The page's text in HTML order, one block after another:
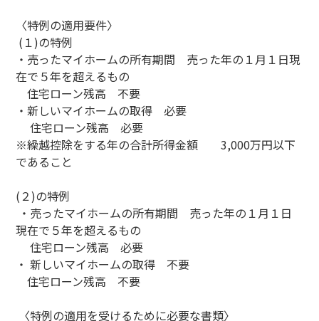
〈特例の適用要件〉
(１)の特例
・売ったマイホームの所有期間 売った年の１月１日現
在で５年を超えるもの
住宅ローン残高 不要
・新しいマイホームの取得 必要
住宅ローン残高 必要
※繰越控除をする年の合計所得金額
3,000万円以下
であること
(２)の特例
・売ったマイホームの所有期間 売った年の１月１日
現在で５年を超えるもの
住宅ローン残高 必要
・ 新しいマイホームの取得 不要
住宅ローン残高 不要
〈特例の適用を受けるために必要な書類〉